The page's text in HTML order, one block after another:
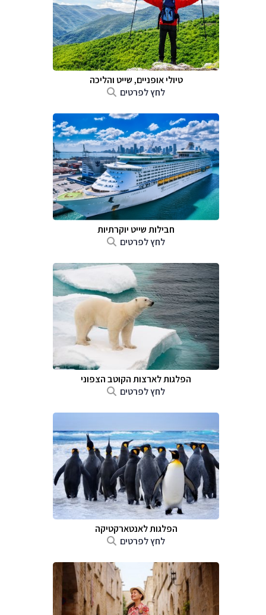
טיולי אופניים, שייט והליכה
לחץ לפרטים
חבילות שייט יוקרתיות
לחץ לפרטים
הפלגות לארצות הקוטב הצפוני
לחץ לפרטים
הפלגות לאנטארקטיקה
לחץ לפרטים